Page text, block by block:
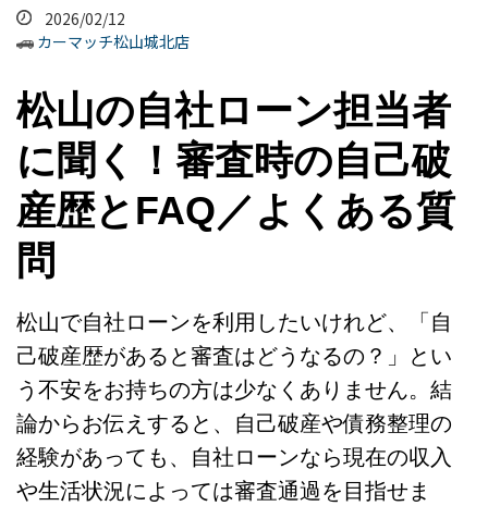
2026/02/12
カーマッチ松山城北店
松山の自社ローン担当者
に聞く！審査時の自己破
産歴とFAQ／よくある質
問
松山で自社ローンを利用したいけれど、「自
己破産歴があると審査はどうなるの？」とい
う不安をお持ちの方は少なくありません。結
論からお伝えすると、自己破産や債務整理の
経験があっても、自社ローンなら現在の収入
や生活状況によっては審査通過を目指せま